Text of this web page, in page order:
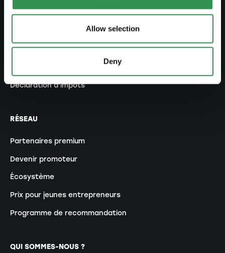
Allow selection
Deny
Externaliser sa comptabilité salariale
Contrats et documents
Protéger une marque
Déclaration d'impôts
RÉSEAU
Partenaires premium
Devenir promoteur
Écosystème
Prix pour jeunes entrepreneurs
Programme de recommandation
QUI SOMMES-NOUS ?